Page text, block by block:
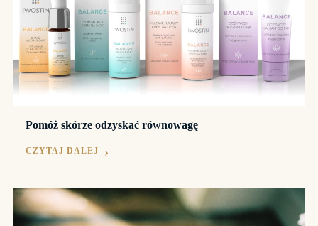
Pomóż skórze odzyskać równowagę
CZYTAJ DALEJ